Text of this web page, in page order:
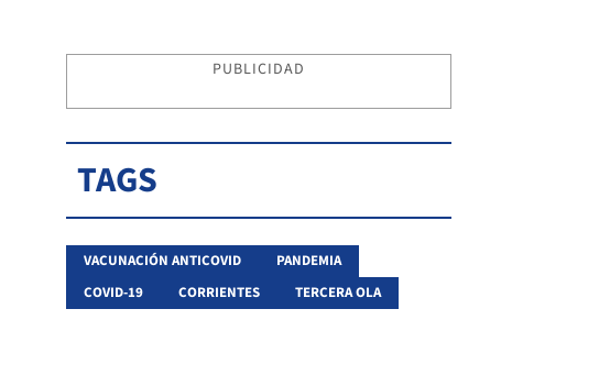
PUBLICIDAD
TAGS
VACUNACIÓN ANTICOVID
PANDEMIA
COVID-19
CORRIENTES TERCERA OLA